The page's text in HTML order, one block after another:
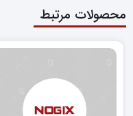
محصولات مرتبط